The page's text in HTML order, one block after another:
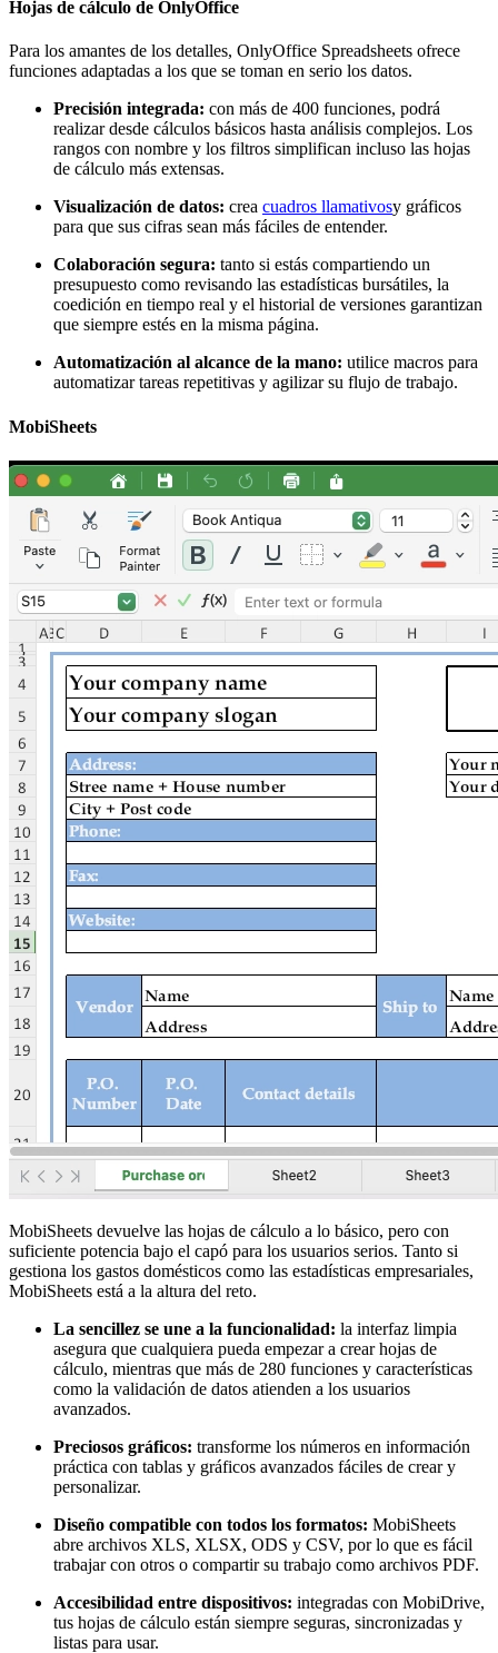
Hojas de cálculo de OnlyOffice
Para los amantes de los detalles, OnlyOffice Spreadsheets ofrece
funciones adaptadas a los que se toman en serio los datos.
Precisión integrada: con más de 400 funciones, podrá
realizar desde cálculos básicos hasta análisis complejos. Los
rangos con nombre y los filtros simplifican incluso las hojas
de cálculo más extensas.
Visualización de datos: crea cuadros llamativosy gráficos
para que sus cifras sean más fáciles de entender.
Colaboración segura: tanto si estás compartiendo un
presupuesto como revisando las estadísticas bursátiles, la
coedición en tiempo real y el historial de versiones garantizan
que siempre estés en la misma página.
Automatización al alcance de la mano: utilice macros para
automatizar tareas repetitivas y agilizar su flujo de trabajo.
MobiSheets
MobiSheets devuelve las hojas de cálculo a lo básico, pero con
suficiente potencia bajo el capó para los usuarios serios. Tanto si
gestiona los gastos domésticos como las estadísticas empresariales,
MobiSheets está a la altura del reto.
La sencillez se une a la funcionalidad: la interfaz limpia
asegura que cualquiera pueda empezar a crear hojas de
cálculo, mientras que más de 280 funciones y características
como la validación de datos atienden a los usuarios
avanzados.
Preciosos gráficos: transforme los números en información
práctica con tablas y gráficos avanzados fáciles de crear y
personalizar.
Diseño compatible con todos los formatos: MobiSheets
abre archivos XLS, XLSX, ODS y CSV, por lo que es fácil
trabajar con otros o compartir su trabajo como archivos PDF.
Accesibilidad entre dispositivos: integradas con MobiDrive,
tus hojas de cálculo están siempre seguras, sincronizadas y
listas para usar.